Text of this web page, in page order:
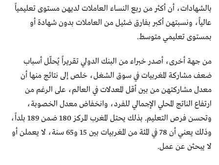
بالشهادات، أن أكثر من ربع النساء العاملات لديهن مستوى تعليمياً
عالياً، ونسبتهن أكبر بفارق ضئيل من العاملات بدون شهادة أو
بمستوى تعليمي متوسط.
من جهة أخرى، أصدر خبراء من البنك الدولي تقريراً يُحلّل أسباب
ضعف مشاركة المغربيات في سوق الشغل، خلص إلى نتائج منها أن
معدل مشاركتهن من بين أقل المعدلات في العالم، على الرغم من
ارتفاع الناتج المحلي الإجمالي للفرد، وانخفاض معدل الخصوبة،
وتحسن فرص التعليم. بذلك يحتل المغرب المركز 180 ضمن 189 بلداً،
وذلك يعني أن 78 في المئة من المغربيات بين 15 و65 سنة، لا يعملن أو
لا يبحثن عن عمل.